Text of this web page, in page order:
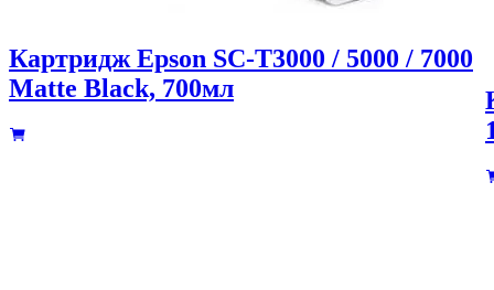
Картридж Epson SC-T3000 / 5000 / 7000
Matte Black, 700мл